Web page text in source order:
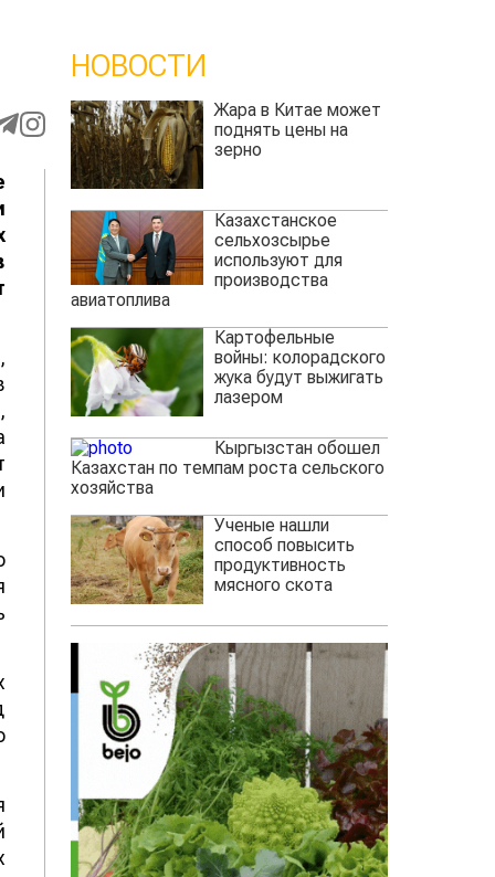
НОВОСТИ
Жара в Китае может
поднять цены на
зерно
Казахстанское
сельхозсырье
используют для
производства
авиатоплива
Картофельные
войны: колорадского
жука будут выжигать
лазером
Кыргызстан обошел
Казахстан по темпам роста сельского
хозяйства
Ученые нашли
способ повысить
продуктивность
мясного скота